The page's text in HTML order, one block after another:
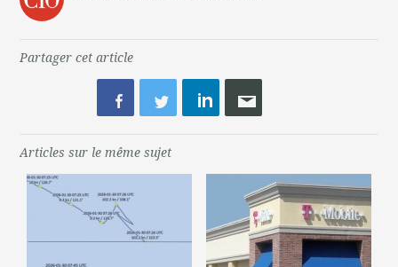
Partager cet article
Articles sur le même sujet